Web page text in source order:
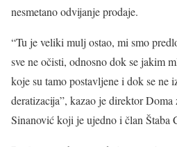
nesmetano odvijanje prodaje.
“Tu je veliki mulj ostao, mi smo
sve ne očisti, odnosno dok se jakim
koje su tamo postavljene i dok se ne
deratizacija”, kazao je direktor
Sinanović koji je ujedno i član Štaba